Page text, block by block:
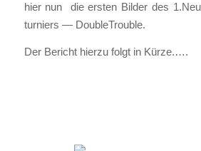
hier nun die ers­ten Bil­der des
tur­niers — Dou­ble­Trou­ble.
Der Bericht hier­zu folgt in Kür­ze.….